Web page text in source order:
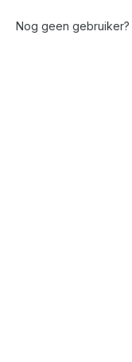
Nog geen gebruiker?